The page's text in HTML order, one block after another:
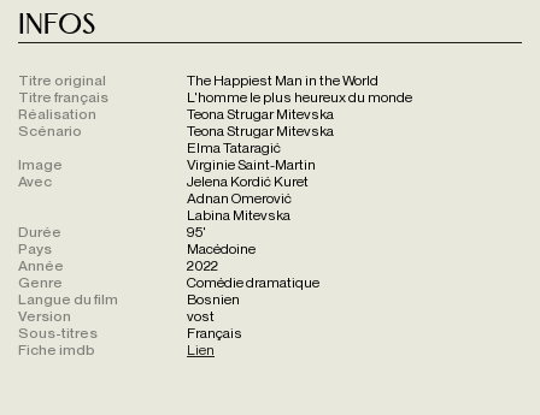
Infos
Titre original
The Happiest Man in the World
Titre français
L'homme le plus heureux du monde
Réalisation
Teona Strugar Mitevska
Scénario
Teona Strugar Mitevska
Elma Tataragić
Image
Virginie Saint-Martin
Avec
Jelena Kordić Kuret
Adnan Omerović
Labina Mitevska
Durée
95'
Pays
Macédoine
Année
2022
Genre
Comédie dramatique
Langue du film
Bosnien
Version
vost
Sous-titres
Français
Fiche imdb
Lien